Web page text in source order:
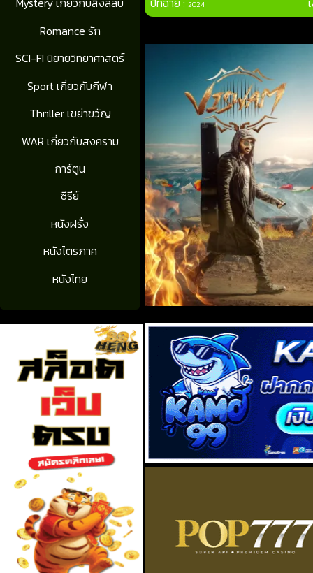
Romance รัก
SCI-FI นิยายวิทยาศาสตร์
Sport เกี่ยวกับกีฬา
Thriller เขย่าขวัญ
WAR เกี่ยวกับสงคราม
การ์ตูน
ซีรีย์
หนังฝรั่ง
หนังไตรภาค
หนังไทย
2024